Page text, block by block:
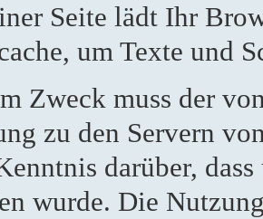
Seite lädt Ihr
um Texte und
Zweck muss der
zu den Servern
darüber,
wurde. Die